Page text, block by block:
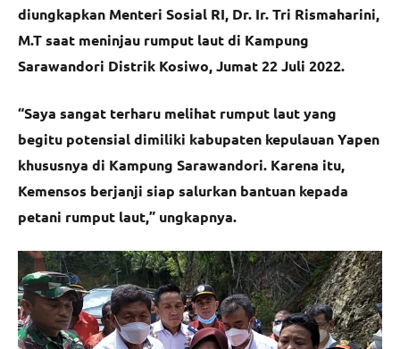
diungkapkan Menteri Sosial RI, Dr. Ir. Tri Rismaharini,
M.T saat meninjau rumput laut di Kampung
Sarawandori Distrik Kosiwo, Jumat 22 Juli 2022.
“Saya sangat terharu melihat rumput laut yang
begitu potensial dimiliki kabupaten kepulauan Yapen
khususnya di Kampung Sarawandori. Karena itu,
Kemensos berjanji siap salurkan bantuan kepada
petani rumput laut,” ungkapnya.